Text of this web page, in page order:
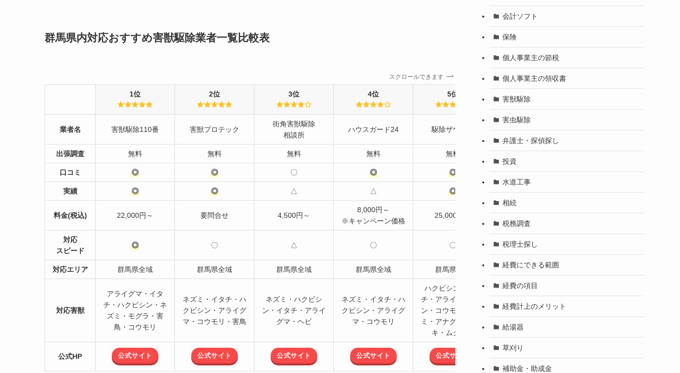
群馬県内対応おすすめ害獣駆除業者一覧比較表
スクロールできます
1位 2位 3位 4位 5位 6位
業者名 害獣駆除110番 害獣プロテック
街角害獣駆除
相談所
ハウスガード24 駆除ザウルス ハウスプロテクト 害獣BUZZ
出張調査 無料 無料 無料 無料 無料 無料 無料
口コミ ◎ ◎ 〇 ◎ ◎ ◎ ◎
実績 ◎ ◎ △ △ ◎ ◎ ◎
料金(税込) 22,000円～ 要問合せ 4,500円～
8,000円～
※キャンペーン価格
25,000円～ 要問合せ 要問合せ
対応
スピード
◎ 〇 △ 〇 〇 〇
対応エリア 群馬県全域 群馬県全域 群馬県全域 群馬県全域 群馬県全域 群馬県全域
対応害獣
アライグマ・イタ
チ・ハクビシン・ネ
ズミ・モグラ・害
鳥・コウモリ
ネズミ・イタチ・ハ
クビシン・アライグ
マ・コウモリ・害鳥
ネズミ・ハクビシ
ン・イタチ・アライ
グマ・ヘビ
ネズミ・イタチ・ハ
クビシン・アライグ
マ・コウモリ
ハクビシン・イタ
チ・アライグマ・テ
ン・コウモリ・ネズ
ミ・アナグマ・タヌ
キ・ムクドリ
クビシン・アライグ
チ・アライグマ・ム
公式HP 公式サイト 公式サイト 公式サイト 公式サイト 公式サイト
会計ソフト
保険
個人事業主の節税
個人事業主の領収書
害獣駆除
害虫駆除
弁護士・探偵探し
投資
水道工事
相続
税務調査
税理士探し
経費にできる範囲
経費の項目
経費計上のメリット
給湯器
草刈り
補助金・助成金